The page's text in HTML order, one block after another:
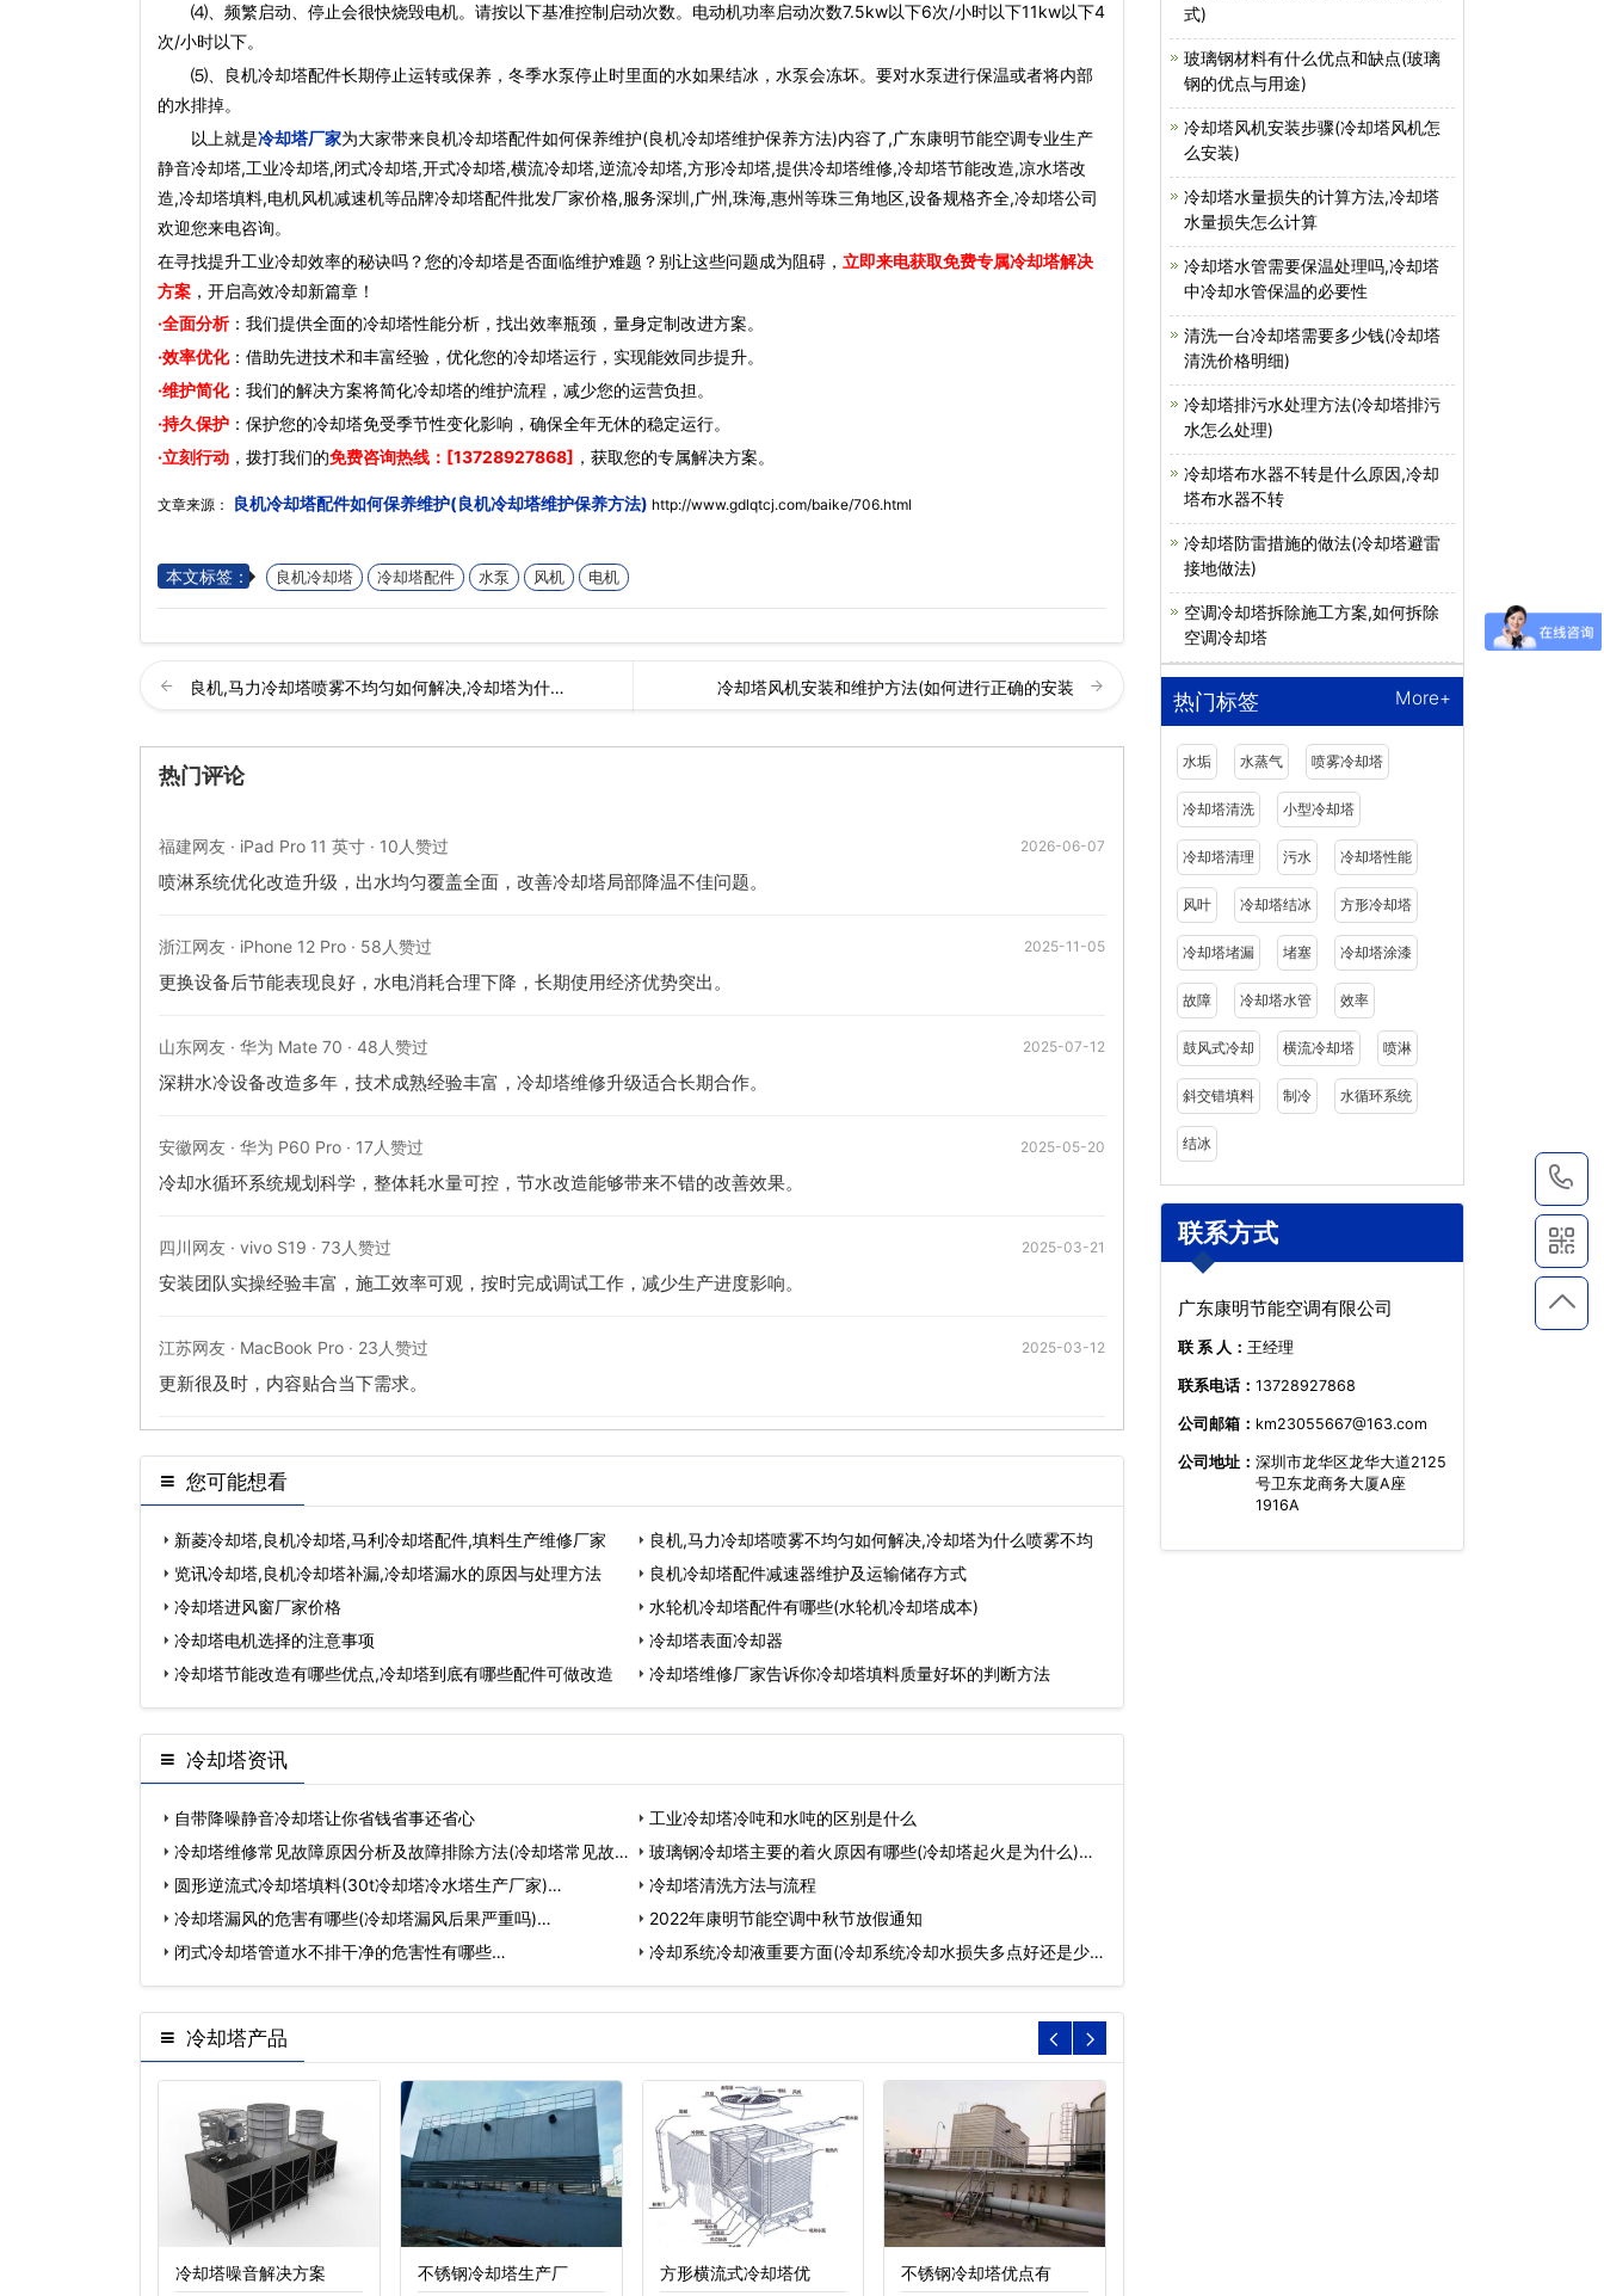
⑷、频繁启动、停止会很快烧毁电机。请按以下基准控制启动次数。电动机功率启动次数7.5kw以下6次/小时以下11kw以下4
次/小时以下。
⑸、良机冷却塔配件长期停止运转或保养，冬季水泵停止时里面的水如果结冰，水泵会冻坏。要对水泵进行保温或者将内部
的水排掉。
以上就是冷却塔厂家为大家带来良机冷却塔配件如何保养维护(良机冷却塔维护保养方法)内容了,广东康明节能空调专业生产
静音冷却塔,工业冷却塔,闭式冷却塔,开式冷却塔,横流冷却塔,逆流冷却塔,方形冷却塔,提供冷却塔维修,冷却塔节能改造,凉水塔改
造,冷却塔填料,电机风机减速机等品牌冷却塔配件批发厂家价格,服务深圳,广州,珠海,惠州等珠三角地区,设备规格齐全,冷却塔公司
欢迎您来电咨询。
在寻找提升工业冷却效率的秘诀吗？您的冷却塔是否面临维护难题？别让这些问题成为阻碍， 立即来电获取免费专属冷却塔解决
方案 ，开启高效冷却新篇章！
·全面分析：我们提供全面的冷却塔性能分析，找出效率瓶颈，量身定制改进方案。
·效率优化：借助先进技术和丰富经验，优化您的冷却塔运行，实现能效同步提升。
·维护简化：我们的解决方案将简化冷却塔的维护流程，减少您的运营负担。
·持久保护 ：保护您的冷却塔免受季节性变化影响，确保全年无休的稳定运行。
·立刻行动 ，拨打我们的免费咨询热线：[13728927868] ，获取您的专属解决方案。
文章来源： 良机冷却塔配件如何保养维护(良机冷却塔维护保养方法) http://www.gdlqtcj.com/baike/706.html
本文标签： 良机冷却塔 冷却塔配件 水泵 风机 电机
良机,马力冷却塔喷雾不均匀如何解决,冷却塔为什… 冷却塔风机安装和维护方法(如何进行正确的安装
热门评论
福建网友 · iPad Pro 11 英寸 · 10人赞过 2026-06-07
喷淋系统优化改造升级，出水均匀覆盖全面，改善冷却塔局部降温不佳问题。
浙江网友 · iPhone 12 Pro · 58人赞过 2025-11-05
更换设备后节能表现良好，水电消耗合理下降，长期使用经济优势突出。
山东网友 · 华为 Mate 70 · 48人赞过 2025-07-12
深耕水冷设备改造多年，技术成熟经验丰富，冷却塔维修升级适合长期合作。
安徽网友 · 华为 P60 Pro · 17人赞过 2025-05-20
冷却水循环系统规划科学，整体耗水量可控，节水改造能够带来不错的改善效果。
四川网友 · vivo S19 · 73人赞过 2025-03-21
安装团队实操经验丰富，施工效率可观，按时完成调试工作，减少生产进度影响。
江苏网友 · MacBook Pro · 23人赞过 2025-03-12
更新很及时，内容贴合当下需求。
您可能想看
新菱冷却塔,良机冷却塔,马利冷却塔配件,填料生产维修厂家
良机,马力冷却塔喷雾不均匀如何解决,冷却塔为什么喷雾不均
览讯冷却塔,良机冷却塔补漏,冷却塔漏水的原因与处理方法
良机冷却塔配件减速器维护及运输储存方式
冷却塔进风窗厂家价格
水轮机冷却塔配件有哪些(水轮机冷却塔成本)
冷却塔电机选择的注意事项
冷却塔表面冷却器
冷却塔节能改造有哪些优点,冷却塔到底有哪些配件可做改造
冷却塔维修厂家告诉你冷却塔填料质量好坏的判断方法
冷却塔资讯
自带降噪静音冷却塔让你省钱省事还省心
工业冷却塔冷吨和水吨的区别是什么
冷却塔维修常见故障原因分析及故障排除方法(冷却塔常见故
障…
玻璃钢冷却塔主要的着火原因有哪些(冷却塔起火是为什么)…
圆形逆流式冷却塔填料(30t冷却塔冷水塔生产厂家)…
冷却塔清洗方法与流程
冷却塔漏风的危害有哪些(冷却塔漏风后果严重吗)…
2022年康明节能空调中秋节放假通知
闭式冷却塔管道水不排干净的危害性有哪些…
冷却系统冷却液重要方面(冷却系统冷却水损失多点好还是少
点…
冷却塔产品
冷却塔噪音解决方案 不锈钢冷却塔生产厂 方形横流式冷却塔优 不锈钢冷却塔优点有
式)
玻璃钢材料有什么优点和缺点(玻璃
钢的优点与用途)
冷却塔风机安装步骤(冷却塔风机怎
么安装)
冷却塔水量损失的计算方法,冷却塔
水量损失怎么计算
冷却塔水管需要保温处理吗,冷却塔
中冷却水管保温的必要性
清洗一台冷却塔需要多少钱(冷却塔
清洗价格明细)
冷却塔排污水处理方法(冷却塔排污
水怎么处理)
冷却塔布水器不转是什么原因,冷却
塔布水器不转
冷却塔防雷措施的做法(冷却塔避雷
接地做法)
空调冷却塔拆除施工方案,如何拆除
空调冷却塔
热门标签 More+
水垢 水蒸气 喷雾冷却塔
冷却塔清洗 小型冷却塔
冷却塔清理 污水 冷却塔性能
风叶 冷却塔结冰 方形冷却塔
冷却塔堵漏 堵塞 冷却塔涂漆
故障 冷却塔水管 效率
鼓风式冷却 横流冷却塔 喷淋
斜交错填料 制冷 水循环系统
结冰
联系方式
广东康明节能空调有限公司
联 系 人： 王经理
联系电话： 13728927868
公司邮箱： km23055667@163.com
公司地址： 深圳市龙华区龙华大道2125
号卫东龙商务大厦A座
1916A